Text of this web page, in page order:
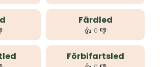
Färdled
👍 0 👎
Förbifartsled